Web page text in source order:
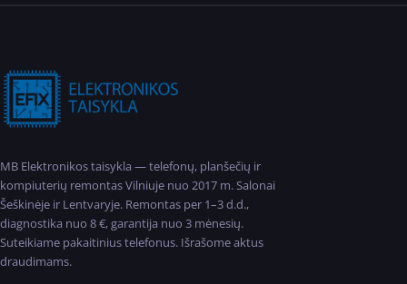
MB Elektronikos taisykla — telefonų, planšečių ir
kompiuterių remontas Vilniuje nuo 2017 m. Salonai
Šeškinėje ir Lentvaryje. Remontas per 1–3 d.d.,
diagnostika nuo 8 €, garantija nuo 3 mėnesių.
Suteikiame pakaitinius telefonus. Išrašome aktus
draudimams.